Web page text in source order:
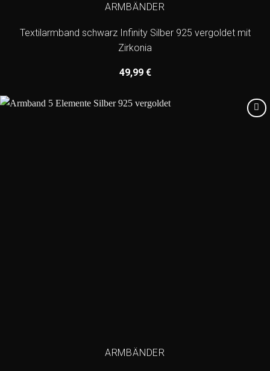
ARMBÄNDER
Textilarmband schwarz Infinity Silber 925 vergoldet mit
Zirkonia
49,99 €
ARMBÄNDER